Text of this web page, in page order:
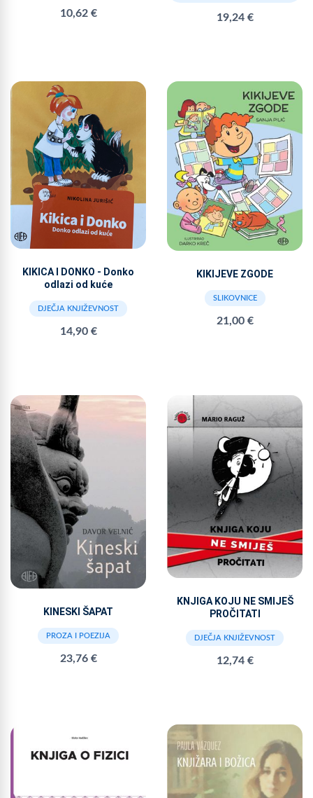
10,62 € 19,24 €
KIKICA I DONKO - Donko
odlazi od kuće
DJEČJA KNJIŽEVNOST
14,90 €
KIKIJEVE ZGODE
SLIKOVNICE
21,00 €
KINESKI ŠAPAT
PROZA I POEZIJA
23,76 €
KNJIGA KOJU NE SMIJEŠ
PROČITATI
DJEČJA KNJIŽEVNOST
12,74 €